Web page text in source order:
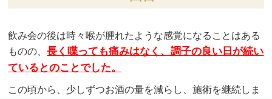
飲み会の後は時々喉が腫れたような感覚になることはある
ものの、長く喋っても痛みはなく、調子の良い日が続い
ているとのことでした。
この頃から、少しずつお酒の量を減らし、施術を継続しま